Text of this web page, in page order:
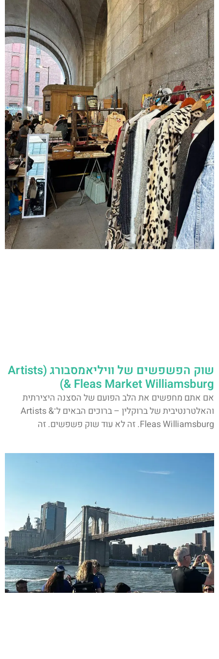
שוק הפשפשים של וויליאמסבורג (Artists
& Fleas Market Williamsburg)
אם אתם מחפשים את הלב הפועם של הסצנה היצירתית
והאלטרנטיבית של ברוקלין – ברוכים הבאים ל־Artists &
Fleas Williamsburg. זה לא עוד שוק פשפשים. זה